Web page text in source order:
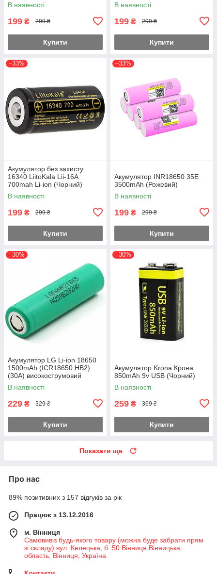
В наявності
199 ₴ 299 ₴
Купити
В наявності
199 ₴ 299 ₴
Купити
–33%
Акумулятор без захисту
16340 LiitoKala Lii-16A
700mah Li-ion (Чорний)
В наявності
199 ₴ 299 ₴
Купити
–33%
Акумулятор INR18650 35E
3500mAh (Рожевий)
В наявності
199 ₴ 299 ₴
Купити
–30%
Акумулятор LG Li-ion 18650
1500mAh (ICR18650 HB2)
(30A) високострумовий
Зелений
В наявності
229 ₴ 329 ₴
Купити
–30%
Акумулятор Krona Крона
850mAh 9v USB (Чорний)
В наявності
259 ₴ 369 ₴
Купити
Показати ще
Про нас
89% позитивних з 157 відгуків за рік
Працює з 13.12.2016
м. Вінниця
Самовивіз будь-якого товару (можна буде забрати прям
зі складу) вул. Келецька, б. 50 Вінниця Вінницька
область, Вінниця, Україна